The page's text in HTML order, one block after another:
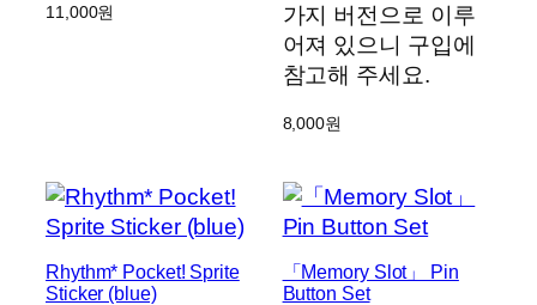
11,000원
가지 버전으로 이루
어져 있으니 구입에
참고해 주세요.
8,000원
Rhythm* Pocket! Sprite
Sticker (blue)
「Memory Slot」 Pin
Button Set